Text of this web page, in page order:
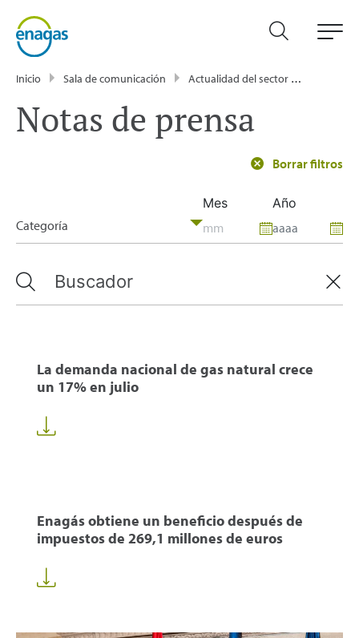
Inicio Sala de comunicación Actualidad del sector energético - Enagás
Notas de prensa
Borrar filtros
Categoría
Mes Año
La demanda nacional de gas natural crece
un 17% en julio
Enagás obtiene un beneficio después de
impuestos de 269,1 millones de euros